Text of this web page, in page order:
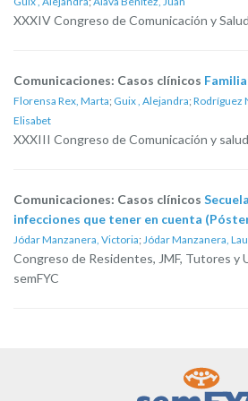
XXXIV Congreso de Comunicación y Salud
Comunicaciones: Casos clínicos
Florensa Rex, Marta; Guix , Alejandra; Rodríguez
Elisabet
XXXIII Congreso de Comunicación y salud
Comunicaciones: Casos clínicos
infecciones que tener en cuenta
Jódar Manzanera, Victoria; Jódar Manzanera,
Congreso de Residentes, JMF, Tutores y
semFYC